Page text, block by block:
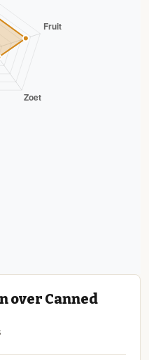
over Canned